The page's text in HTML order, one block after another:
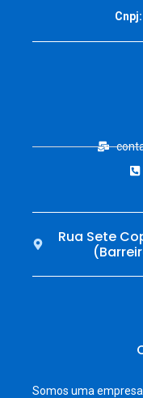
Cnpj:
Rua Sete
Somos uma